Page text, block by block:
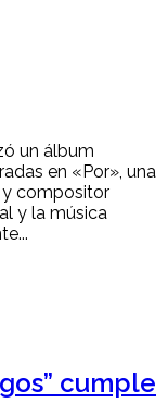
un álbum
en «Por», una
y compositor
y la música
cumple